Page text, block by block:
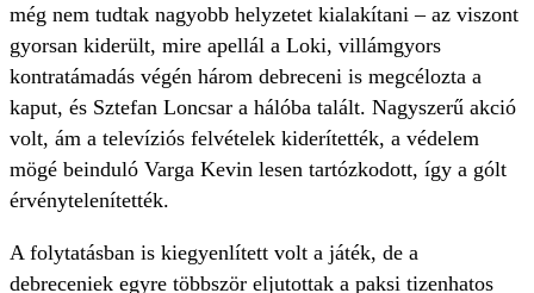
még nem tudtak nagyobb helyzetet kialakítani – az viszont
gyorsan kiderült, mire apellál a Loki, villámgyors
kontratámadás végén három debreceni is megcélozta a
kaput, és Sztefan Loncsar a hálóba talált. Nagyszerű akció
volt, ám a televíziós felvételek kiderítették, a védelem
mögé beinduló Varga Kevin lesen tartózkodott, így a gólt
érvénytelenítették.
A folytatásban is kiegyenlített volt a játék, de a
debreceniek egyre többször eljutottak a paksi tizenhatos